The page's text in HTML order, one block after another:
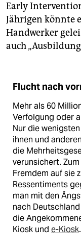
Early
Jährigen könnte
Handwerker
auch
Flucht nach
Mehr als 60
Verfolgung oder
Nur die
ihnen und
die
verunsichert.
Fremdem auf sie
Ressentiments
man mit den
nach
die
Kiosk und e-Kiosk.